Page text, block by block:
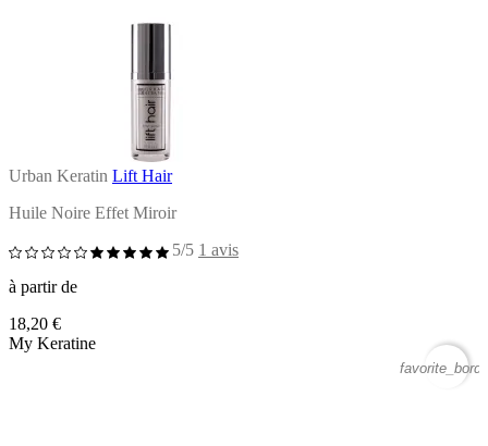
Urban Keratin Lift Hair
Huile Noire Effet Miroir
5/5 1 avis
à partir de
18,20 €
My Keratine